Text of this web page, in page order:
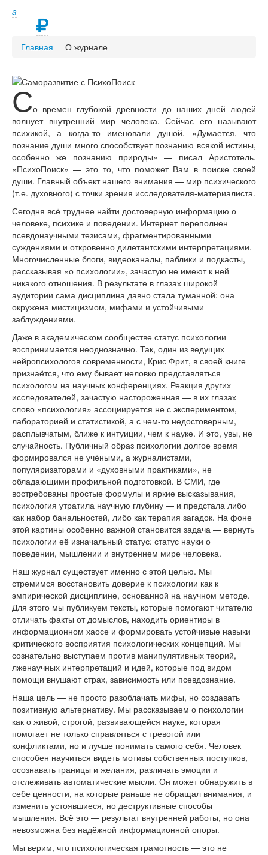
a
Главная О журнале
Со времен глубокой древности до наших дней людей
волнует внутренний мир человека. Сейчас его называют
психикой, а когда-то именовали душой. «Думается, что
познание души много способствует познанию всякой истины,
особенно же познанию природы» — писал Аристотель.
«ПсихоПоиск» — это то, что поможет Вам в поиске своей
души. Главный объект нашего внимания — мир психического
(т.е. духовного) с точки зрения исследователя-материалиста.
Сегодня всё труднее найти достоверную информацию о
человеке, психике и поведении. Интернет переполнен
псевдонаучными тезисами, фрагментированными
суждениями и откровенно дилетантскими интерпретациями.
Многочисленные блоги, видеоканалы, паблики и подкасты,
рассказывая «о психологии», зачастую не имеют к ней
никакого отношения. В результате в глазах широкой
аудитории сама дисциплина давно стала туманной: она
окружена мистицизмом, мифами и устойчивыми
заблуждениями.
Даже в академическом сообществе статус психологии
воспринимается неоднозначно. Так, один из ведущих
нейропсихологов современности, Крис Фрит, в своей книге
признаётся, что ему бывает неловко представляться
психологом на научных конференциях. Реакция других
исследователей, зачастую настороженная — в их глазах
слово «психология» ассоциируется не с экспериментом,
лабораторией и статистикой, а с чем-то недостоверным,
расплывчатым, ближе к интуиции, чем к науке. И это, увы, не
случайность. Публичный образ психологии долгое время
формировался не учёными, а журналистами,
популяризаторами и «духовными практиками», не
обладающими профильной подготовкой. В СМИ, где
востребованы простые формулы и яркие высказывания,
психология утратила научную глубину — и предстала либо
как набор банальностей, либо как терапия загадок. На фоне
этой картины особенно важной становится задача — вернуть
психологии её изначальный статус: статус науки о
поведении, мышлении и внутреннем мире человека.
Наш журнал существует именно с этой целью. Мы
стремимся восстановить доверие к психологии как к
эмпирической дисциплине, основанной на научном методе.
Для этого мы публикуем тексты, которые помогают читателю
отличать факты от домыслов, находить ориентиры в
информационном хаосе и формировать устойчивые навыки
критического восприятия психологических концепций. Мы
сознательно выступаем против манипулятивных теорий,
лженаучных интерпретаций и идей, которые под видом
помощи внушают страх, зависимость или псевдознание.
Наша цель — не просто разоблачать мифы, но создавать
позитивную альтернативу. Мы рассказываем о психологии
как о живой, строгой, развивающейся науке, которая
помогает не только справляться с тревогой или
конфликтами, но и лучше понимать самого себя. Человек
способен научиться видеть мотивы собственных поступков,
осознавать границы и желания, различать эмоции и
отслеживать автоматические мысли. Он может обнаружить в
себе ценности, на которые раньше не обращал внимания, и
изменить устоявшиеся, но деструктивные способы
мышления. Всё это — результат внутренней работы, но она
невозможна без надёжной информационной опоры.
Мы верим, что психологическая грамотность — это не